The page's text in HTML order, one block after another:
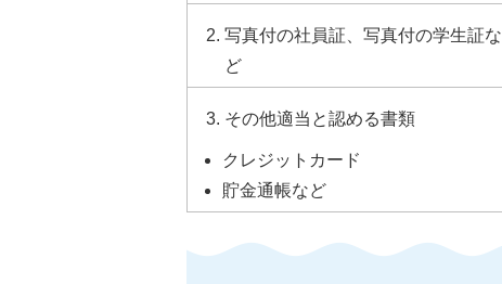
写真付の社員証、写真付の学生証な
ど
その他適当と認める書類
クレジットカード
貯金通帳など